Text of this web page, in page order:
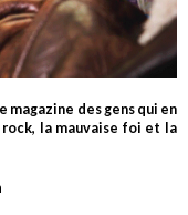
des gens qui en
la mauvaise foi et la